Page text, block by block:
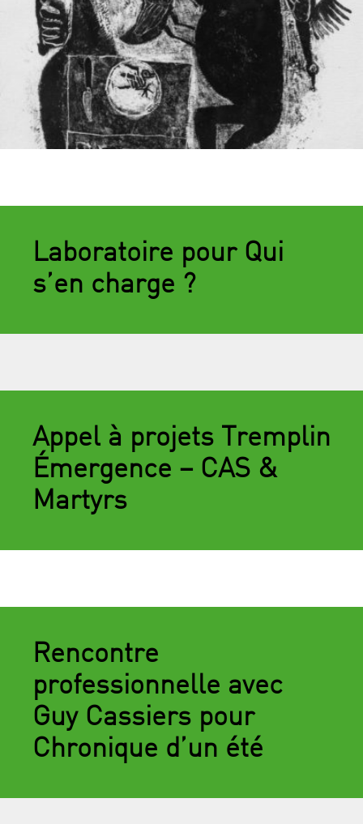
Laboratoire pour Qui
s’en charge ?
Appel à projets Tremplin
Émergence – CAS &
Martyrs
Rencontre
professionnelle avec
Guy Cassiers pour
Chronique d’un été